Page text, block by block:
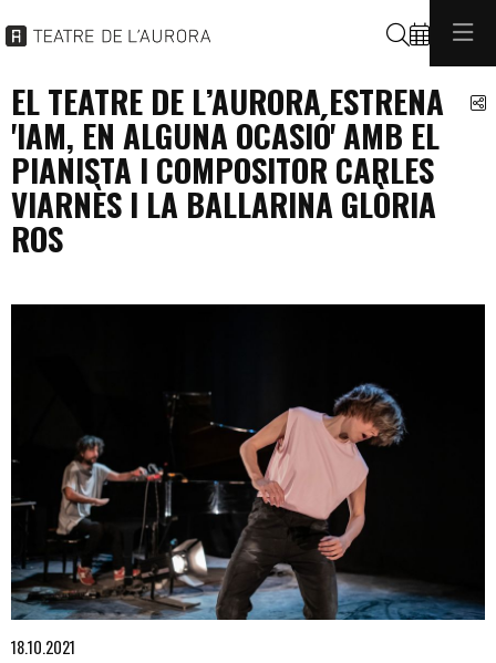
Cerca
EL TEATRE DE L’AURORA ESTRENA
'IAM, EN ALGUNA OCASIÓ' AMB EL
PIANISTA I COMPOSITOR CARLES
VIARNÈS I LA BALLARINA GLÒRIA
ROS
Diapositiva 1 de 1
18.10.2021